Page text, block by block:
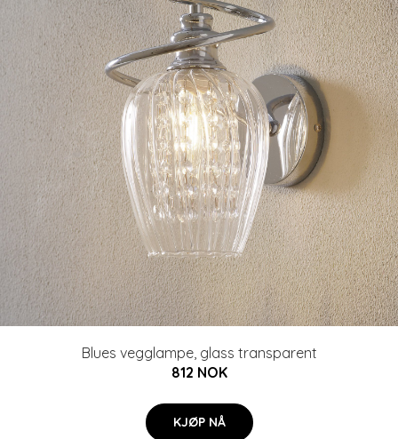
Blues vegglampe, glass transparent
812 NOK
KJØP NÅ